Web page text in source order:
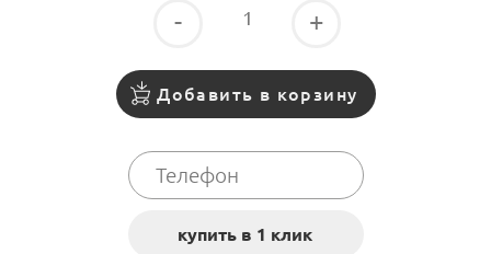
- +
Добавить в корзину